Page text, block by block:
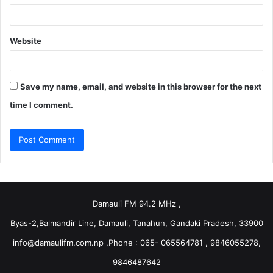
Website
Save my name, email, and website in this browser for the next
time I comment.
Damauli FM 94.2 MHz ,
Byas-2,Balmandir Line, Damauli, Tanahun, Gandaki Pradesh, 33900
info@damaulifm.com.np,Phone : 065- 065564781 , 9846055278,
9846487642